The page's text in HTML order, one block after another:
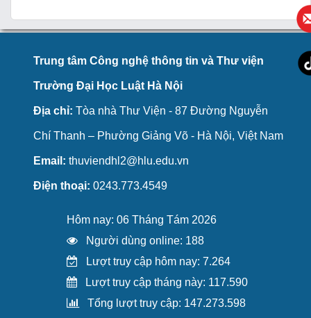
Trung tâm Công nghệ thông tin và Thư viện
Trường Đại Học Luật Hà Nội
Địa chỉ: Tòa nhà Thư Viện - 87 Đường Nguyễn
Chí Thanh – Phường Giảng Võ - Hà Nội, Việt Nam
Email: thuviendhl2@hlu.edu.vn
Điện thoại: 0243.773.4549
Hôm nay: 06 Tháng Tám 2026
Người dùng online: 188
Lượt truy cập hôm nay: 7.264
Lượt truy cập tháng này: 117.590
Tổng lượt truy cập: 147.273.598